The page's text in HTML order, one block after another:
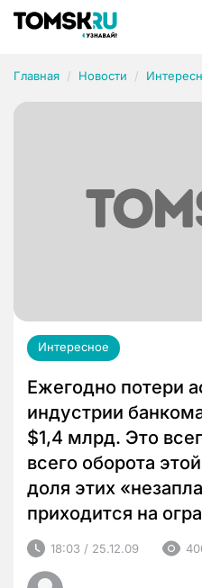
Главная Новости
Интересное
Ежегодно потери
индустрии
$1,4 млрд. Это
всего оборота
доля этих
приходится на
18:03 / 25.12.09